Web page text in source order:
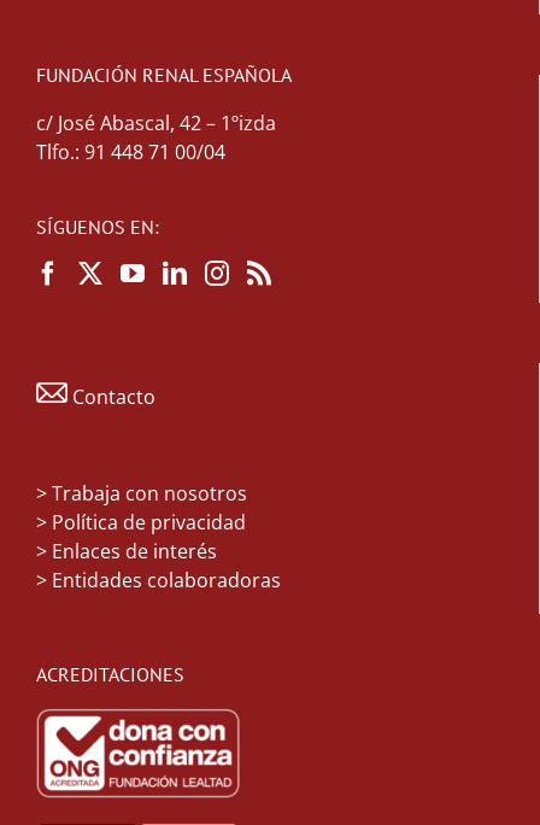
FUNDACIÓN RENAL ESPAÑOLA
c/ José Abascal, 42 – 1ºizda
Tlfo.: 91 448 71 00/04
SÍGUENOS EN:
Contacto
>Trabaja con nosotros
> Política de privacidad
> Enlaces de interés
> Entidades colaboradoras
ACREDITACIONES